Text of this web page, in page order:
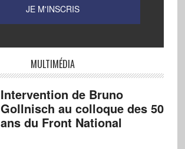
MULTIMÉDIA
Intervention de Bruno
Gollnisch au colloque des 50
ans du Front National